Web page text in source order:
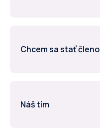
Chcem sa stať
Náš tím